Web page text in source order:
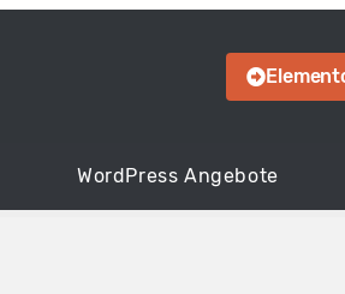
WordPress Angebote